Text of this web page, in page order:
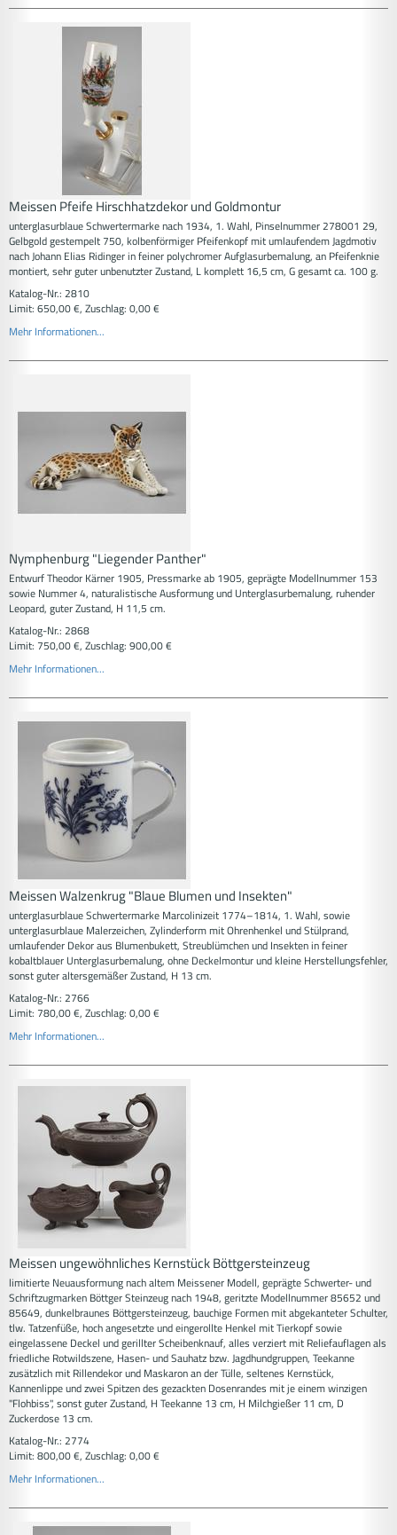
Meissen Pfeife Hirschhatzdekor und Goldmontur
unterglasurblaue Schwertermarke nach 1934, 1. Wahl, Pinselnummer 278001 29,
Gelbgold gestempelt 750, kolbenförmiger Pfeifenkopf mit umlaufendem Jagdmotiv
nach Johann Elias Ridinger in feiner polychromer Aufglasurbemalung, an Pfeifenknie
montiert, sehr guter unbenutzter Zustand, L komplett 16,5 cm, G gesamt ca. 100 g.
Katalog-Nr.: 2810
Limit: 650,00 €, Zuschlag: 0,00 €
Mehr Informationen...
Nymphenburg "Liegender Panther"
Entwurf Theodor Kärner 1905, Pressmarke ab 1905, geprägte Modellnummer 153
sowie Nummer 4, naturalistische Ausformung und Unterglasurbemalung, ruhender
Leopard, guter Zustand, H 11,5 cm.
Katalog-Nr.: 2868
Limit: 750,00 €, Zuschlag: 900,00 €
Mehr Informationen...
Meissen Walzenkrug "Blaue Blumen und Insekten"
unterglasurblaue Schwertermarke Marcolinizeit 1774–1814, 1. Wahl, sowie
unterglasurblaue Malerzeichen, Zylinderform mit Ohrenhenkel und Stülprand,
umlaufender Dekor aus Blumenbukett, Streublümchen und Insekten in feiner
kobaltblauer Unterglasurbemalung, ohne Deckelmontur und kleine Herstellungsfehler,
sonst guter altersgemäßer Zustand, H 13 cm.
Katalog-Nr.: 2766
Limit: 780,00 €, Zuschlag: 0,00 €
Mehr Informationen...
Meissen ungewöhnliches Kernstück Böttgersteinzeug
limitierte Neuausformung nach altem Meissener Modell, geprägte Schwerter- und
Schriftzugmarken Böttger Steinzeug nach 1948, geritzte Modellnummer 85652 und
85649, dunkelbraunes Böttgersteinzeug, bauchige Formen mit abgekanteter Schulter,
tlw. Tatzenfüße, hoch angesetzte und eingerollte Henkel mit Tierkopf sowie
eingelassene Deckel und gerillter Scheibenknauf, alles verziert mit Reliefauflagen als
friedliche Rotwildszene, Hasen- und Sauhatz bzw. Jagdhundgruppen, Teekanne
zusätzlich mit Rillendekor und Maskaron an der Tülle, seltenes Kernstück,
Kannenlippe und zwei Spitzen des gezackten Dosenrandes mit je einem winzigen
"Flohbiss", sonst guter Zustand, H Teekanne 13 cm, H Milchgießer 11 cm, D
Zuckerdose 13 cm.
Katalog-Nr.: 2774
Limit: 800,00 €, Zuschlag: 0,00 €
Mehr Informationen...